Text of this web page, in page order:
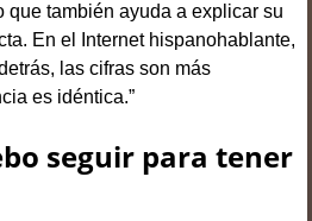
que también ayuda a explicar su
En el Internet hispanohablante,
las cifras son más
es idéntica.”
seguir para tener